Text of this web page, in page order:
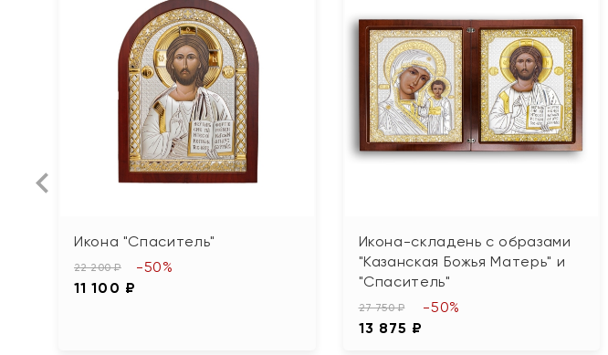
Икона "Спаситель"
22 200 ₽
11 100 ₽
-50%
Икона-складень с образами
"Казанская Божья Матерь" и
"Спаситель"
27 750 ₽
13 875 ₽
-50%